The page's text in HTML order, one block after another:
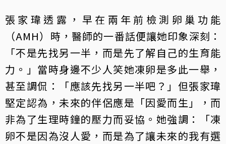
張家瑋透露，早在兩年前檢測卵巢功能
（AMH）時，醫師的一番話便讓她印象深刻：
「不是先找另一半，而是先了解自己的生育能
力。」當時身邊不少人笑她凍卵是多此一舉，
甚至調侃：「應該先找另一半吧？」但張家瑋
堅定認為，未來的伴侶應是「因愛而生」，而
非為了生理時鐘的壓力而妥協。她強調：「凍
卵不是因為沒人愛，而是為了讓未來的我有選